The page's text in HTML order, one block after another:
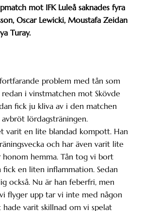
mot IFK Luleå saknades fyra
Oscar Lewicki, Moustafa Zeidan
Turay.
problem med tån som
i vinstmatchen mot Skövde
fick ju kliva av i den matchen
lördagsträningen.
varit en lite blandad kompott. Han
och har även varit lite
honom hemma. Tån tog vi bort
fick en liten inflammation. Sedan
också. Nu är han feberfri, men
flyger upp tar vi inte med någon
hade varit skillnad om vi spelat